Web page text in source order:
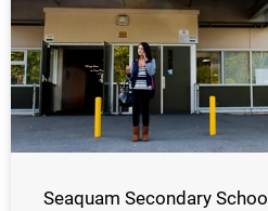
Seaquam Secondary School